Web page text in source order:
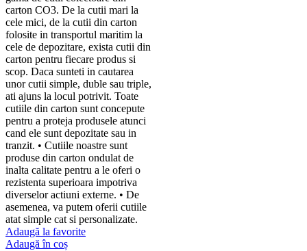
carton CO3. De la cutii mari la
cele mici, de la cutii din carton
folosite in transportul maritim la
cele de depozitare, exista cutii din
carton pentru fiecare produs si
scop. Daca sunteti in cautarea
unor cutii simple, duble sau triple,
ati ajuns la locul potrivit. Toate
cutiile din carton sunt concepute
pentru a proteja produsele atunci
cand ele sunt depozitate sau in
tranzit. • Cutiile noastre sunt
produse din carton ondulat de
inalta calitate pentru a le oferi o
rezistenta superioara impotriva
diverselor actiuni externe. • De
asemenea, va putem oferii cutiile
atat simple cat si personalizate.
Adaugă la favorite
Adaugă în coș